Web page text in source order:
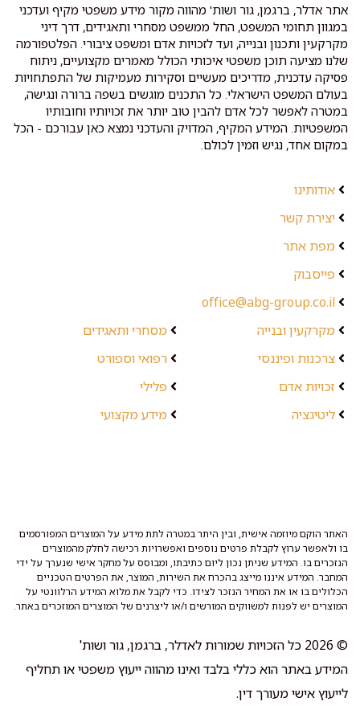
אתר אדלר, ברגמן, גור ושות' מהווה מקור מידע משפטי מקיף ועדכני
במגוון תחומי המשפט, החל ממשפט מסחרי ותאגידים, דרך דיני
מקרקעין ותכנון ובנייה, ועד לזכויות אדם ומשפט ציבורי. הפלטפורמה
שלנו מציעה תוכן משפטי איכותי הכולל מאמרים מקצועיים, ניתוח
פסיקה עדכנית, מדריכים מעשיים וסקירות מעמיקות של התפתחויות
בעולם המשפט הישראלי. כל התכנים מוגשים בשפה ברורה ונגישה,
במטרה לאפשר לכל אדם להבין טוב יותר את זכויותיו וחובותיו
המשפטיות. המידע המקיף, המדויק והעדכני נמצא כאן עבורכם - הכל
במקום אחד, נגיש וזמין לכולם.
אודותינו
יצירת קשר
מפת אתר
פייסבוק
office@abg-group.co.il
מקרקעין ובנייה
צרכנות ופיננסי
זכויות אדם
ליטיגציה
מסחרי ותאגידים
רפואי וספורט
פלילי
מידע מקצועי
האתר הוקם מיוזמה אישית, ובין היתר במטרה לתת מידע על המוצרים המפורסמים
בו ולאפשר ערוץ לקבלת פרטים נוספים ואפשרויות רכישה לחלק מהמוצרים
הנזכרים בו. המידע שניתן נכון ליום כתיבתו, ומבוסס על מחקר אישי שנערך על ידי
המחבר. המידע איננו מייצג בהכרח את השירות, המוצר, את הפרטים הטכניים
הכלולים בו או את המחיר הנזכר לצידו. כדי לקבל את מלוא המידע הרלוונטי על
המוצרים יש לפנות למשווקים המורשים ו/או ליצרנים של המוצרים המוזכרים באתר.
© 2026 כל הזכויות שמורות לאדלר, ברגמן, גור ושות'
המידע באתר הוא כללי בלבד ואינו מהווה ייעוץ משפטי או תחליף
לייעוץ אישי מעורך דין.